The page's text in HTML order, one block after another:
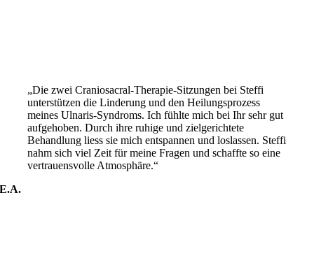
„Die zwei Craniosacral-Therapie-Sitzungen bei Steffi
unterstützen die Linderung und den Heilungsprozess
meines Ulnaris-Syndroms. Ich fühlte mich bei Ihr sehr gut
aufgehoben. Durch ihre ruhige und zielgerichtete
Behandlung liess sie mich entspannen und loslassen. Steffi
nahm sich viel Zeit für meine Fragen und schaffte so eine
vertrauensvolle Atmosphäre.“
E.A.